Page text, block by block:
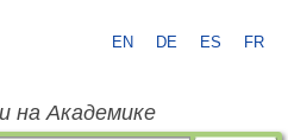
EN DE ES FR
на Академике